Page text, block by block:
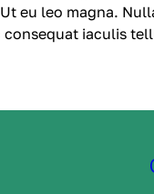
eu leo magna.
iaculis